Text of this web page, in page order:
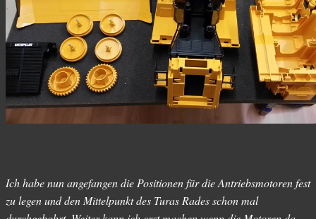
Ich habe nun angefangen die Positionen für die Antriebsmotoren fest
zu legen und den Mittelpunkt des Turas Rades schon mal